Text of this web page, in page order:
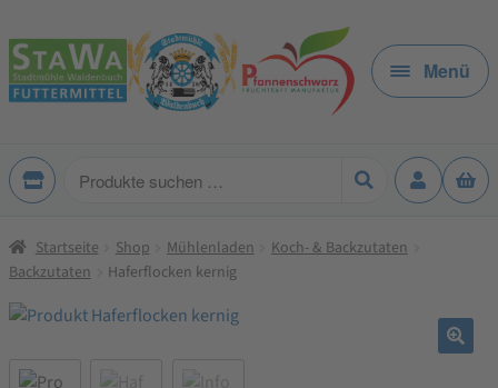
Zur
Navigation
springen
Zum
Inhalt
springen
Menü
Produkte
Startseite Shop Mühlenladen
Koch- & Backzutaten
Backzutaten
Haferflocken kernig